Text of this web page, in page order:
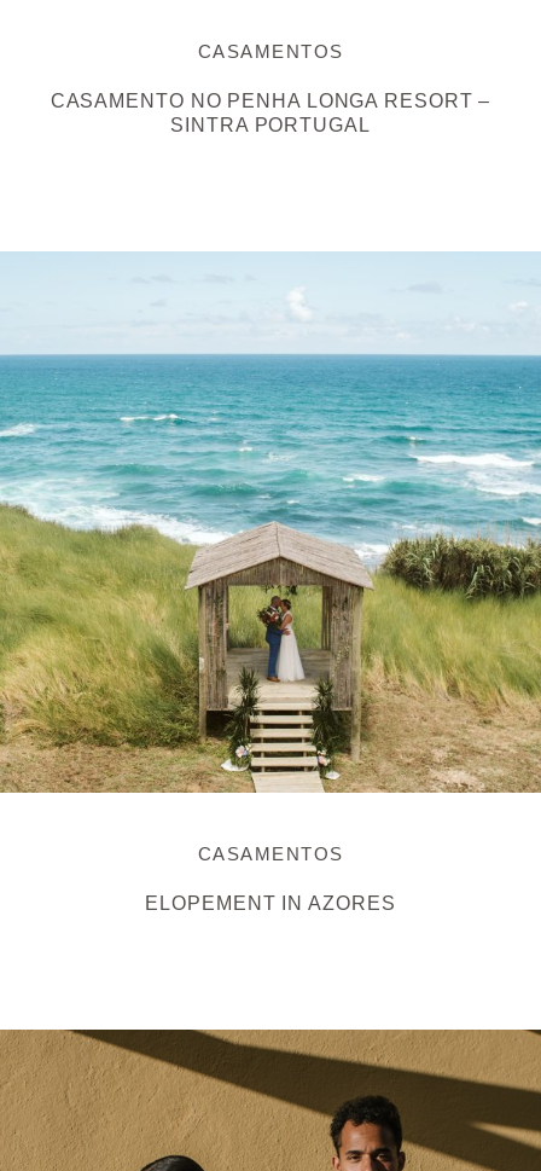
CASAMENTOS
CASAMENTO NO PENHA LONGA RESORT –
SINTRA PORTUGAL
CASAMENTOS
ELOPEMENT IN AZORES